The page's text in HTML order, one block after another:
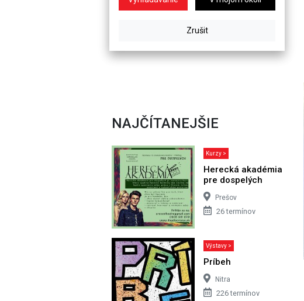
NAJČÍTANEJŠIE
Kurzy >
Herecká akadémia
pre dospelých
Prešov
26 termínov
Výstavy >
Príbeh
Nitra
226 termínov